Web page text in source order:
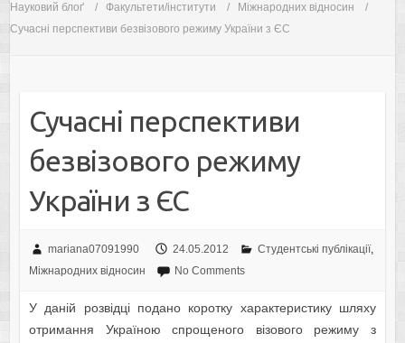
Науковий блоґ Факультети/інститути
Міжнародних відносин
Сучасні перспективи безвізового режиму України з ЄС
Сучасні перспективи
безвізового режиму
України з ЄС
mariana07091990 24.05.2012 Студентські публікації,
Міжнародних відносин
No Comments
У даній розвідці подано коротку характеристику шляху
отримання Україною спрощеного візового режиму з